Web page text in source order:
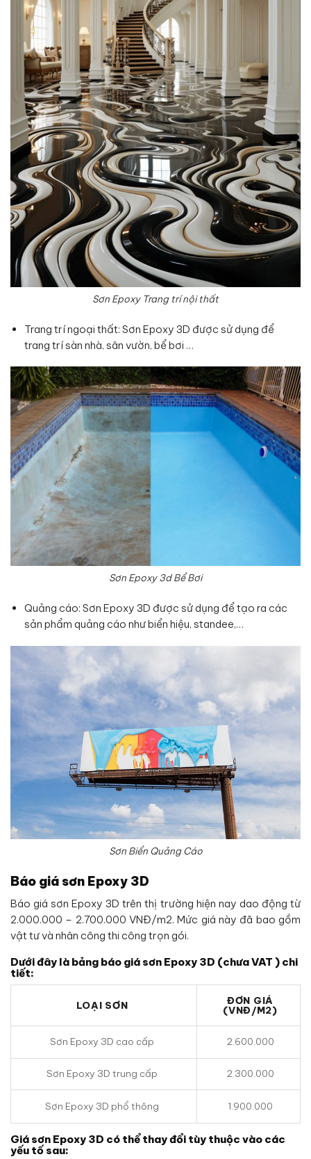
Sơn Epoxy Trang trí nội thất
Trang trí ngoại thất: Sơn Epoxy 3D được sử dụng để
trang trí sàn nhà, sân vườn, bể bơi …
Sơn Epoxy 3d Bể Bơi
Quảng cáo: Sơn Epoxy 3D được sử dụng để tạo ra các
sản phẩm quảng cáo như biển hiệu, standee,…
Sơn Biển Quảng Cáo
Báo giá sơn Epoxy 3D
Báo giá sơn Epoxy 3D trên thị trường hiện nay dao động từ
2.000.000 – 2.700.000 VNĐ/m2. Mức giá này đã bao gồm
vật tư và nhân công thi công trọn gói.
Dưới đây là bảng báo giá sơn Epoxy 3D (chưa VAT ) chi
tiết:
LOẠI SƠN ĐƠN GIÁ
(VNĐ/M2)
Sơn Epoxy 3D cao cấp 2.600.000
Sơn Epoxy 3D trung cấp 2.300.000
Sơn Epoxy 3D phổ thông 1.900.000
Giá sơn Epoxy 3D có thể thay đổi tùy thuộc vào các
yếu tố sau: